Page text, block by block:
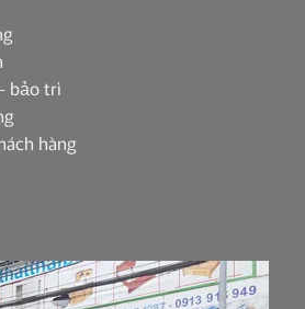
bảo trì
hàng